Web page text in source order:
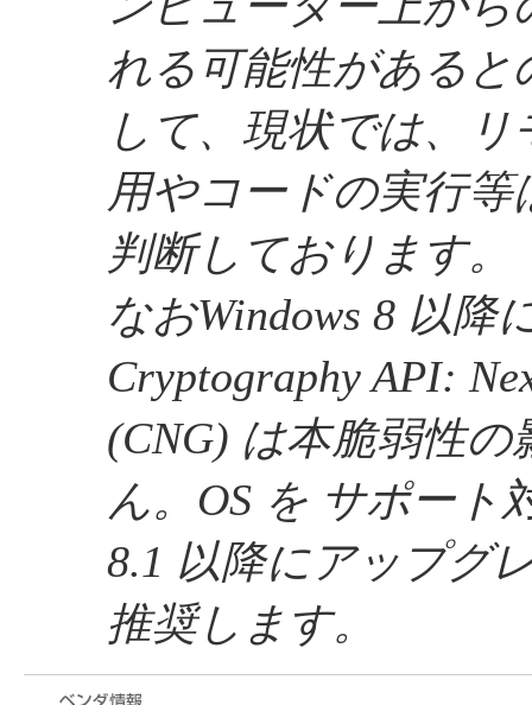
れる可能性があると
して、現状では、
用やコードの実行等
判断しております。
なおWindows 8 以降
Cryptography API:
(CNG) は本脆弱性
ん。OS を サポート
8.1 以降にアップグ
推奨します。